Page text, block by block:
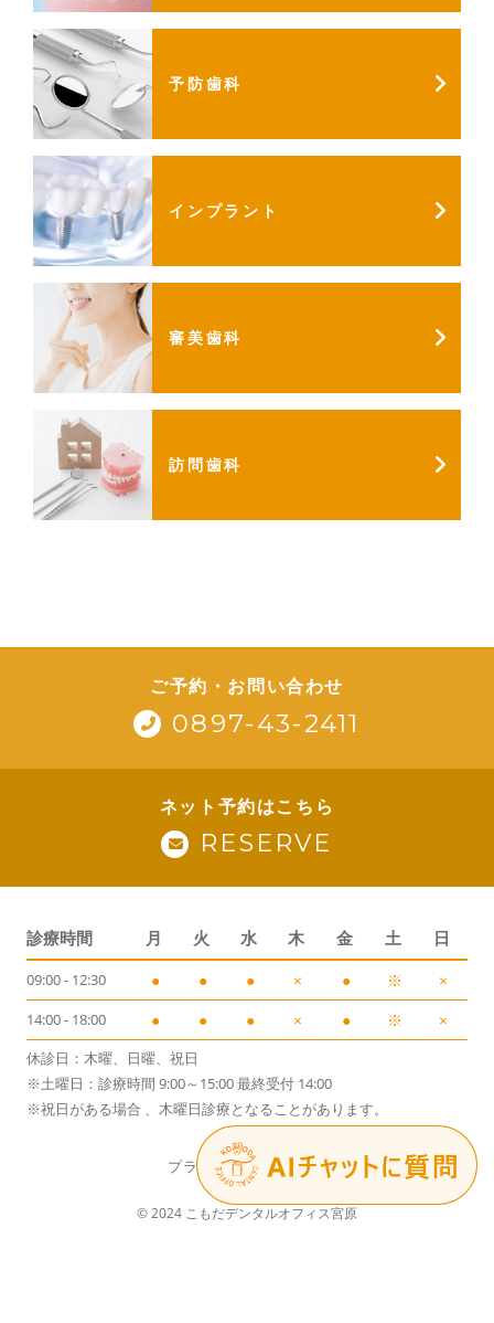
予防歯科
インプラント
審美歯科
訪問歯科
ご予約・お問い合わせ
0897-43-2411
ネット予約はこちら
RESERVE
診療時間 月 火 水 木 金 土 日
09:00 - 12:30 ● ● ● × ● ※ ×
14:00 - 18:00 ● ● ● × ● ※ ×
休診日：木曜、日曜、祝日
※土曜日：診療時間 9:00～15:00 最終受付 14:00
※祝日がある場合 、木曜日診療となることがあります。
プライバシーポリシー
© 2024 こもだデンタルオフィス宮原